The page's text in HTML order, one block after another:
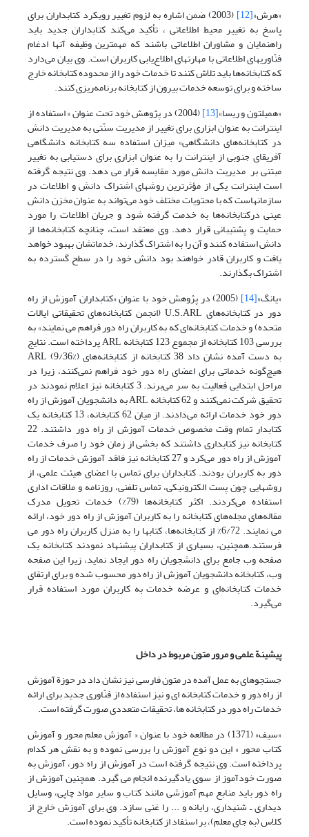
«هرش»[12] (2003) ضمن اشاره به لزوم تغییر رویکرد کتابداران برای
پاسخ به تغییر محیط اطلاعاتی ، تأکید می‌کند کتابداران جدید باید
راهنمایان و مشاوران اطلاعاتی باشند که مهمترین وظیفه آنها ادغام
فنّاوریهای اطلاعاتی با مهارتهای اطلاع‌یابی کاربران است. وی بیان می‌دارد
که کتابخانه‌ها باید تلاش کنند تا خدمات خود را از محدوده کتابخانه خارج
ساخته و برای توسعه خدمات بیرون از کتابخانه برنامه‌ریزی کنند.
«همیلتون و ریسا»[13] (2004) در پژوهش خود تحت عنوان « استفاده از
اینترانت به عنوان ابزاری برای تغییر از مدیریت سنّتی به مدیریت دانش
در کتابخانه‌های دانشگاهی» میزان استفاده سه کتابخانه دانشگاهی
آفریقای جنوبی از اینترانت را به عنوان ابزاری برای دستیابی به تغییر
مبتنی بر مدیریت دانش مورد مقایسه قرار می دهد. وی نتیجه گرفته
است اینترانت یکی از مؤثرترین روشهای اشتراک دانش و اطلاعات در
سازمانهاست که با محتویات مختلف خود می‌تواند به عنوان مخزن دانش
عینی درکتابخانه‌ها به خدمت گرفته شود و جریان اطلاعات را مورد
حمایت و پشتیبانی قرار دهد. وی معتقد است، چنانچه کتابخانه‌ها از
دانش استفاده کنند و آن را به اشتراک گذارند، خدماتشان بهبود خواهد
یافت و کاربران قادر خواهند بود دانش خود را در سطح گسترده به
اشتراک بگذارند.
«یانگ»[14] (2005) در پژوهش خود با عنوان «کتابداران آموزش از راه
دور در کتابخانه‌های U.S.ARL (انجمن کتابخانه‌های تحقیقاتی ایالات
متحده) و خدمات کتابخانه‌ای که به کاربران راه دور فراهم می نمایند» به
بررسی 103 کتابخانه از مجموع 123 کتابخانه ARL پرداخته است. نتایج
هیچ‌گونه خدماتی برای اعضای راه دور خود فراهم نمی‌کنند، زیرا در
مراحل ابتدایی فعالیت به سر می‌برند. 3 کتابخانه نیز اعلام نمودند در
تحقیق شرکت نمی‌کنند و 62 کتابخانه ARL به دانشجویان آموزش از راه
دور خود خدمات ارائه می‌دادند. از میان 62 کتابخانه، 13 کتابخانه یک
کتابدار تمام وقت مخصوص خدمات آموزش از راه دور داشتند. 22
کتابخانه نیز کتابداری داشتند که بخشی از زمان خود را صرف خدمات
آموزش از راه دور می‌کرد و 27 کتابخانه نیز فاقد آموزش خدمات از راه
دور به کاربران بودند. کتابداران برای تماس با اعضای ‌هیئت علمی، از
روشهایی چون پست الکترونیکی، تماس تلفنی، روزنامه و ملاقات اداری
استفاده می‌کردند. اکثر کتابخانه‌ها (79%) خدمات تحویل مدرک
مقاله‌های مجله‌های کتابخانه را به کاربران آموزش از راه دور خود، ارائه
می نمایند. 6/72% از کتابخانه‌ها، کتابها را به منزل کاربران راه دور می
فرستند.‌همچنین، بسیاری از کتابداران پیشنهاد نمودند کتابخانه یک
صفحه وب جامع برای دانشجویان راه دور ایجاد نماید، زیرا این صفحه
وب، کتابخانه دانشجویان آموزش از راه دور محسوب شده و برای ارتقای
خدمات کتابخانه‌ای و عرضه خدمات به کاربران مورد استفاده قرار
می‌گیرد.
پیشینة علمی و مرور متون مربوط در داخل
جستجو‌های به عمل آمده در متون فارسی نیز نشان داد در حوزة آموزش
از راه دور و خدمات کتابخانه ای و نیز استفاده از فنّاوری جدید برای ارائه
خدمات راه دور در کتابخانه ها، تحقیقات متعددی صورت گرفته است.
«سیف» (1371) در مطالعه خود با عنوان « آموزش معلم محور و آموزش
کتاب محور » این دو نوع آموزش را بررسی نموده و به نقش هر کدام
پرداخته است. وی نتیجه گرفته است در آموزش از راه دور، آموزش به
صورت خودآموز از سوی یادگیرنده انجام می گیرد. همچنین آموزش از
راه دور باید منابع مهم آموزشی مانند کتاب و سایر مواد چاپی، وسایل
دیداری ـ شنیداری، رایانه و ... را غنی سازد. وی برای آموزش خارج از
کلاس (به جای معلم)، بر استفاد از کتابخانه تأکید نموده است.